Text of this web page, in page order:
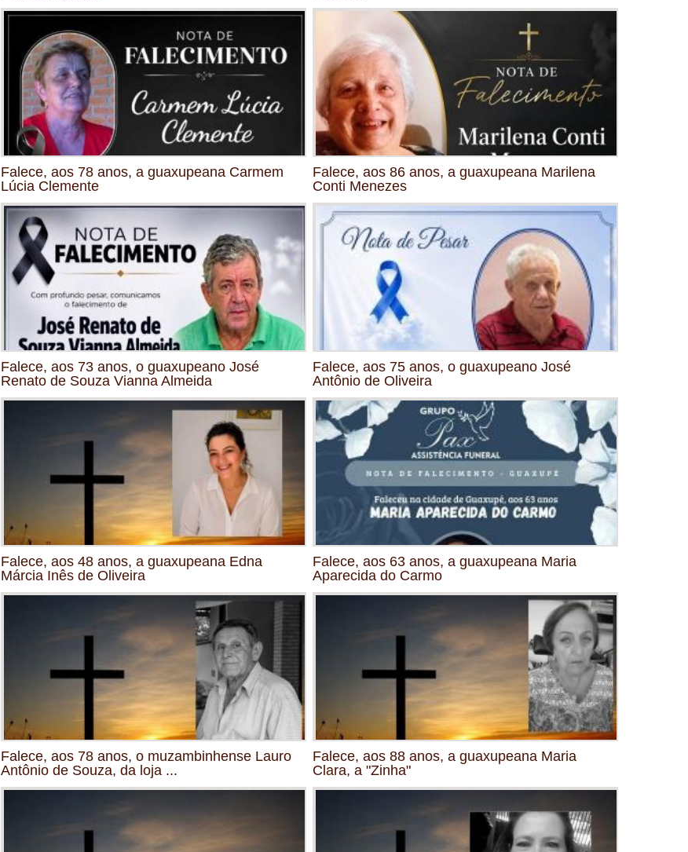
Falece, aos 78 anos, a guaxupeana Carmem
Lúcia Clemente
Falece, aos 86 anos, a guaxupeana Marilena
Conti Menezes
Falece, aos 73 anos, o guaxupeano José
Renato de Souza Vianna Almeida
Falece, aos 75 anos, o guaxupeano José
Antônio de Oliveira
Falece, aos 48 anos, a guaxupeana Edna
Márcia Inês de Oliveira
Falece, aos 63 anos, a guaxupeana Maria
Aparecida do Carmo
Falece, aos 78 anos, o muzambinhense Lauro
Antônio de Souza, da loja ...
Falece, aos 88 anos, a guaxupeana Maria
Clara, a "Zinha"